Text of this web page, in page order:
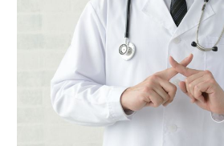
化
す
科
医